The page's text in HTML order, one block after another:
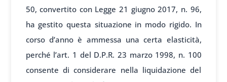
50, convertito con Legge 21 giugno 2017, n. 96,
ha gestito questa situazione in modo rigido. In
corso d’anno è ammessa una certa elasticità,
perché l’art. 1 del D.P.R. 23 marzo 1998, n. 100
consente di considerare nella liquidazione del